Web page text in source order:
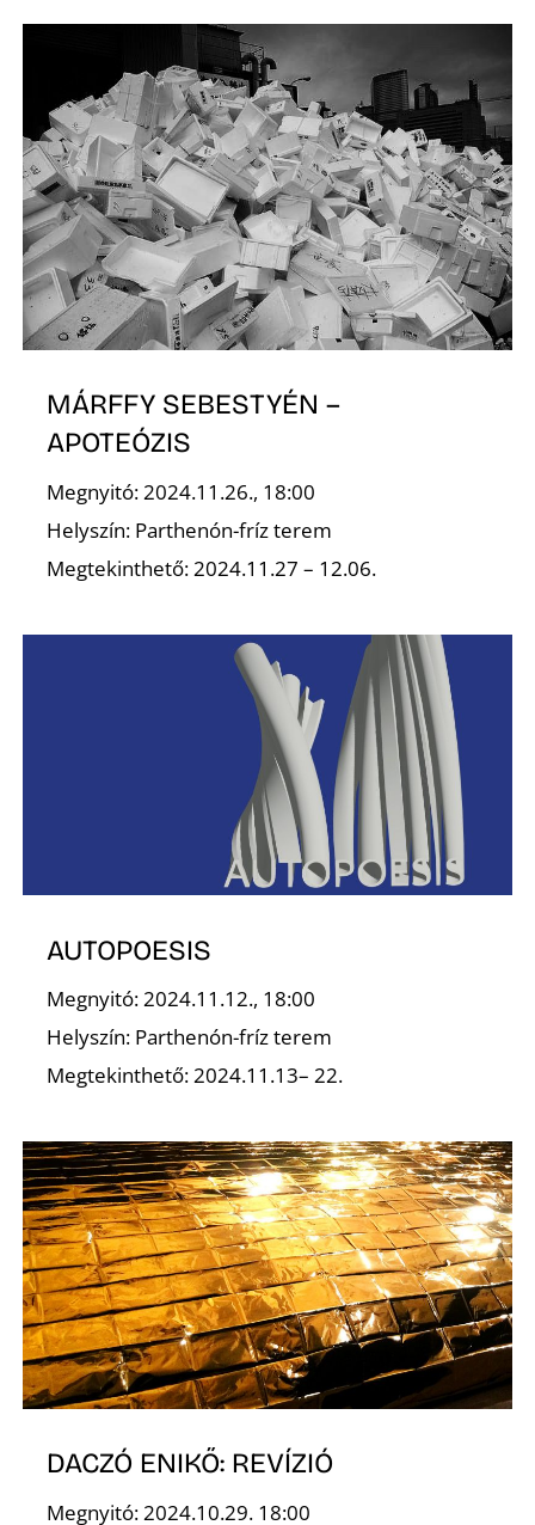
MÁRFFY SEBESTYÉN –
APOTEÓZIS
Megnyitó: 2024.11.26., 18:00
Helyszín: Parthenón-fríz terem
Megtekinthető: 2024.11.27 – 12.06.
AUTOPOESIS
Megnyitó: 2024.11.12., 18:00
Helyszín: Parthenón-fríz terem
Megtekinthető: 2024.11.13– 22.
DACZÓ ENIKŐ: REVÍZIÓ
Megnyitó: 2024.10.29. 18:00